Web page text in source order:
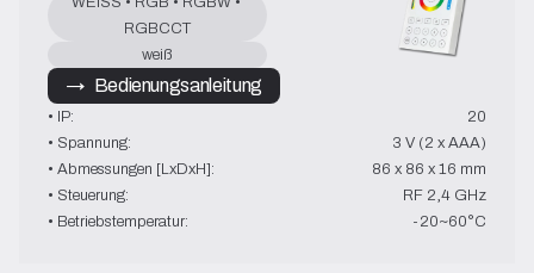
RGBCCT
weiß
→   Bedienungsanleitung
• IP:
20
• Spannung:
3 V (2 x AAA)
• Abmessungen [LxDxH]:
86 x 86 x 16 mm
• Steuerung:
RF 2,4 GHz
• Betriebstemperatur:
-20~60°C